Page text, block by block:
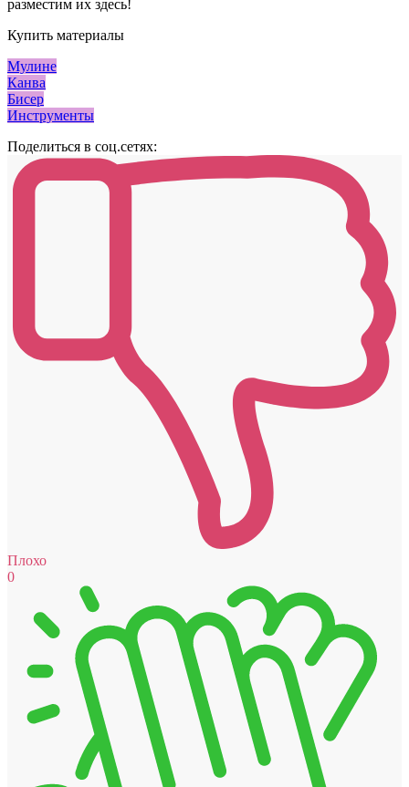
разместим их здесь!
Купить материалы
Мулине
Канва
Бисер
Инструменты
Поделиться в соц.сетях:
Плохо
0